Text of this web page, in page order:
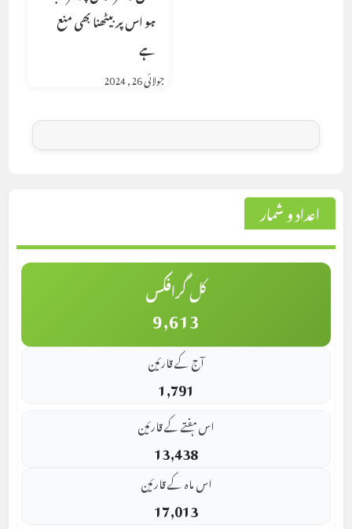
ہو اس پر بیٹھنا بھی منع
ہے
جولائی 26, 2024
اعداد و شمار
کل گرافکس
9,613
آج کے قارئین
1,791
اس ہفتے کے قارئین
13,438
اس ماہ کے قارئین
17,013